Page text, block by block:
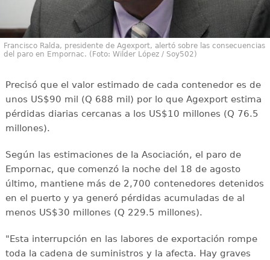
Francisco Ralda, presidente de Agexport, alertó sobre las consecuencias
del paro en Empornac. (Foto: Wilder López / Soy502)
Precisó que el valor estimado de cada contenedor es de
unos US$90 mil (Q 688 mil) por lo que Agexport estima
pérdidas diarias cercanas a los US$10 millones (Q 76.5
millones).
Según las estimaciones de la Asociación, el paro de
Empornac, que comenzó la noche del 18 de agosto
último, mantiene más de 2,700 contenedores detenidos
en el puerto y ya generó pérdidas acumuladas de al
menos US$30 millones (Q 229.5 millones).
"Esta interrupción en las labores de exportación rompe
toda la cadena de suministros y la afecta. Hay graves